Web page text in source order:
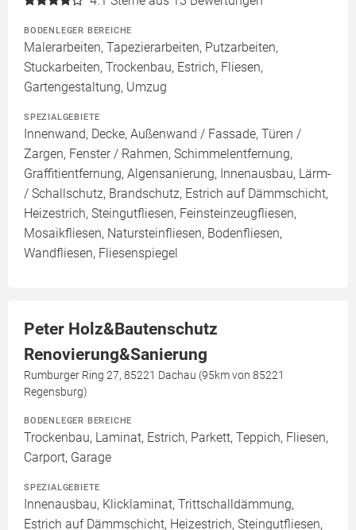
BODENLEGER BEREICHE
Malerarbeiten, Tapezierarbeiten, Putzarbeiten,
Stuckarbeiten, Trockenbau, Estrich, Fliesen,
Gartengestaltung, Umzug
SPEZIALGEBIETE
Innenwand, Decke, Außenwand / Fassade, Türen /
Zargen, Fenster / Rahmen, Schimmelentfernung,
Graffitientfernung, Algensanierung, Innenausbau, Lärm-
/ Schallschutz, Brandschutz, Estrich auf Dämmschicht,
Heizestrich, Steingutfliesen, Feinsteinzeugfliesen,
Mosaikfliesen, Natursteinfliesen, Bodenfliesen,
Wandfliesen, Fliesenspiegel
Peter Holz&Bautenschutz
Renovierung&Sanierung
Rumburger Ring 27, 85221 Dachau (95km von 85221
Regensburg)
BODENLEGER BEREICHE
Trockenbau, Laminat, Estrich, Parkett, Teppich, Fliesen,
Carport, Garage
SPEZIALGEBIETE
Innenausbau, Klicklaminat, Trittschalldämmung,
Estrich auf Dämmschicht, Heizestrich, Steingutfliesen,